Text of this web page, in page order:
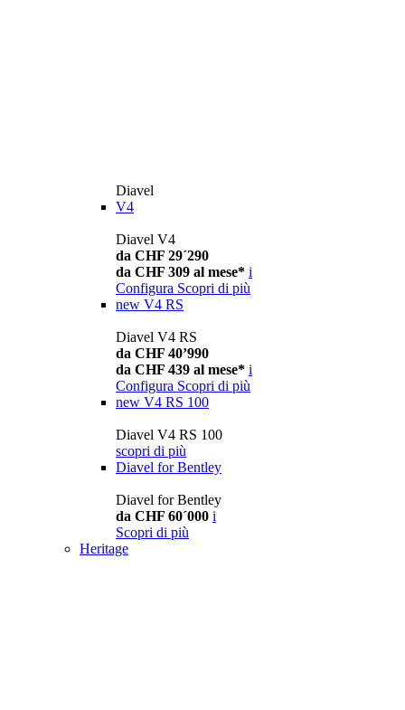
Diavel
V4
Diavel V4
da CHF 29´290
da CHF 309 al mese* i
Configura Scopri di più
new V4 RS
Diavel V4 RS
da CHF 40’990
da CHF 439 al mese* i
Configura Scopri di più
new V4 RS 100
Diavel V4 RS 100
scopri di più
Diavel for Bentley
Diavel for Bentley
da CHF 60´000 i
Scopri di più
Heritage